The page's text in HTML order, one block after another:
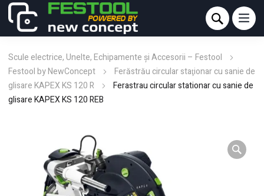
Scule electrice, Unelte, Echipamente și Accesorii – Festool
Festool by NewConcept
Ferăstrău circular staţionar cu sanie de
glisare KAPEX KS 120 R
Ferastrau circular stationar cu sanie de
glisare KAPEX KS 120 REB